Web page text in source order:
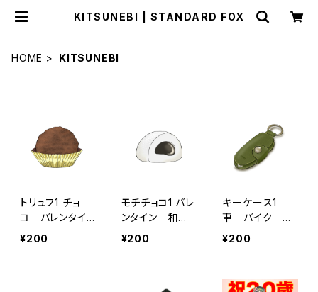
KITSUNEBI | STANDARD FOX
HOME KITSUNEBI
トリュフ1 チョ
コ バレンタイ
ン ギフト
¥200
モチチョコ1 バレ
ンタイン 和風
スイーツ
¥200
キーケース1
車 バイク
鍵 牛革 ギフ
¥200